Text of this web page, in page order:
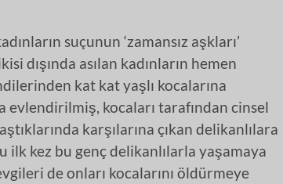
suçunun ‘zamansız aşkları’
dışında asılan kadınların hemen
kat kat yaşlı kocalarına
evlendirilmiş, kocaları tarafından cinsel
karşılarına çıkan delikanlılara
ilk kez bu genç delikanlılarla yaşamaya
de onları kocalarını öldürmeye